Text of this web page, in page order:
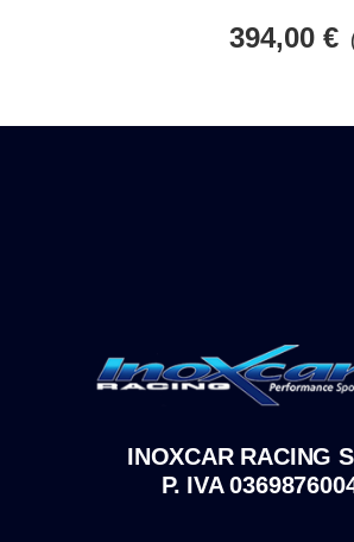
394,00 €
INOXCAR RACING
P. IVA